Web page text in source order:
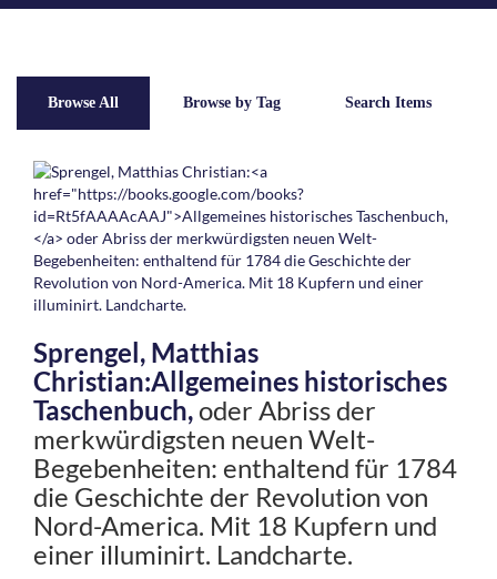
Browse All Browse by Tag Search Items
Sprengel, Matthias
Christian:Allgemeines historisches
Taschenbuch, oder Abriss der
merkwürdigsten neuen Welt-
Begebenheiten: enthaltend für 1784
die Geschichte der Revolution von
Nord-America. Mit 18 Kupfern und
einer illuminirt. Landcharte.